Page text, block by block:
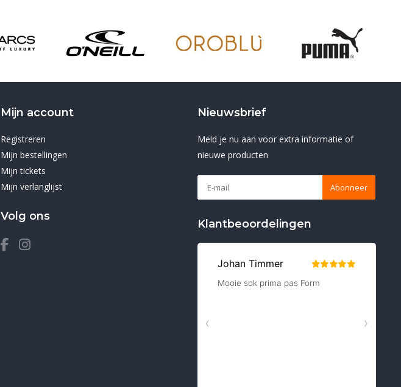
Mijn account
Registreren
Mijn bestellingen
Mijn tickets
Mijn verlanglijst
Volg ons
Nieuwsbrief
Meld je nu aan voor extra informatie of
nieuwe producten
Abonneer
Klantbeoordelingen